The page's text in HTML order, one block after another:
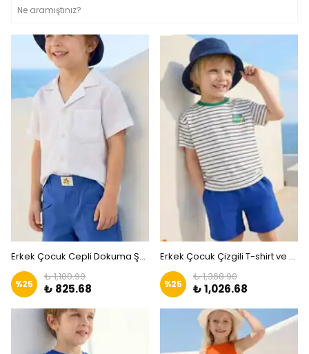
Erkek Çocuk Cepli Dokuma Şort|ZKİDS
%25
₺ 1,100.90
₺ 825.68
Erkek Çocuk Çizgili T-shirt ve Şort Takım |ZKİDS
%25
₺ 1,368.90
₺ 1,026.68